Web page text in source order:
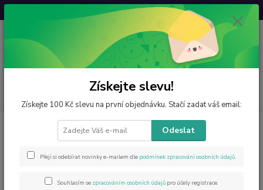
Svatovavřinecká sleva: 20 % s kódemVAVRINEC20
Menu
CZK 0
za
Šperky z minerálů
Unakitový sekaný náramek – přírodní minerál
pro rovnováhu a harmonii
Unakitový sekaný náramek –
přírodní minerál pro rovnováhu a
Získejte slevu!
Získejte 100 Kč slevu na první objednávku. Stačí zadat váš email:
Odeslat
Přeji si odebírat novinky e-mailem dle podmínek zpracování osobních údajů.
Souhlasím se zpracováním osobních údajů pro účely registrace.